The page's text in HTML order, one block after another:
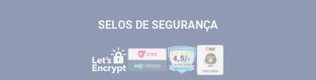
SELOS DE SEGURANÇA